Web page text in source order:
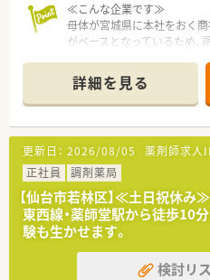
≪こんな企業です≫
母体が宮城県に本社をおく
がベースとなっているため
考えているママさんスタッ
薬剤師１人あたりの処方箋
とゆったり。人数体制も整
をもって行えます。
全店舗に監査レンジを導入
組をおこなっております。
入社時に有給休暇を11日付
立を考える方にはうれしい制
かかりつけ薬剤師や資格取
はないのが安心です。しか
映するのでやりがいアップ。
ペースで積みたい方もどん
アップしてくれる会社です。
詳細を見る
更新日： 2026/08/05 薬剤師求人
正社員
調剤薬局
【仙台市若林区】≪土日祝休み
東西線・薬師堂駅から徒歩10
験も生かせます。
検討リ